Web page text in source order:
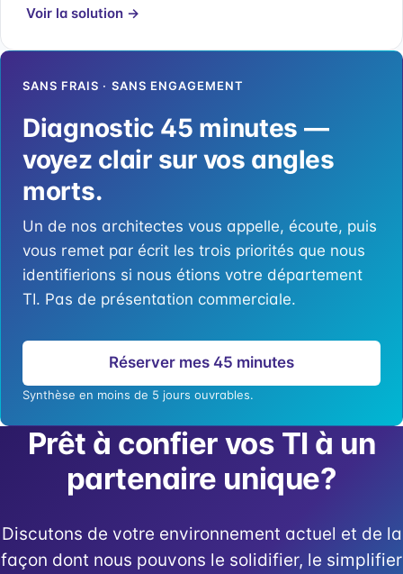
Voir la solution →
SANS FRAIS · SANS ENGAGEMENT
Diagnostic 45 minutes —
voyez clair sur vos angles
morts.
Un de nos architectes vous appelle, écoute, puis
vous remet par écrit les trois priorités que nous
identifierions si nous étions votre département
TI. Pas de présentation commerciale.
Réserver mes 45 minutes
Synthèse en moins de 5 jours ouvrables.
Prêt à confier vos TI à un
partenaire unique?
Discutons de votre environnement actuel et de la
façon dont nous pouvons le solidifier, le simplifier